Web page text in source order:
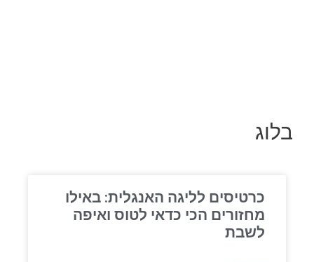
בלוג
כרטיסים לליגה האנגלית: באילו
מחזורים הכי כדאי לטוס ואיפה
לשבת